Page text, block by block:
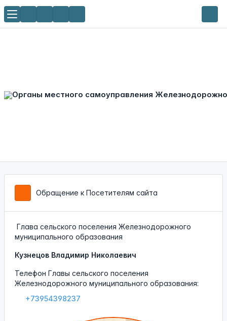
Обращение к Посетителям сайта
Глава сельского поселения Железнодорожного
муниципального образования
Кузнецов Владимир Николаевич
Телефон Главы сельского поселения
Железнодорожного муниципального образования:
+73954398237